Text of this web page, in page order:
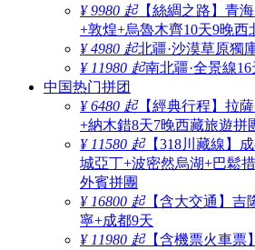
¥ 9980 起【絲綢之路】青
+敦煌+烏魯木齊10天9晚西
¥ 4980 起北疆·沙漠草原獨
¥ 11980 起南北疆·全景線
中国热门拼团
¥ 6480 起【經典行程】拉
+納木錯8天7晚西藏旅遊拼
¥ 11580 起【318川藏線】
城亞丁+波密然烏湖+巴鬆
外賓拼團
¥ 16800 起【含大交通】吉
寧+成都9天
¥ 11980 起【含機票火車票